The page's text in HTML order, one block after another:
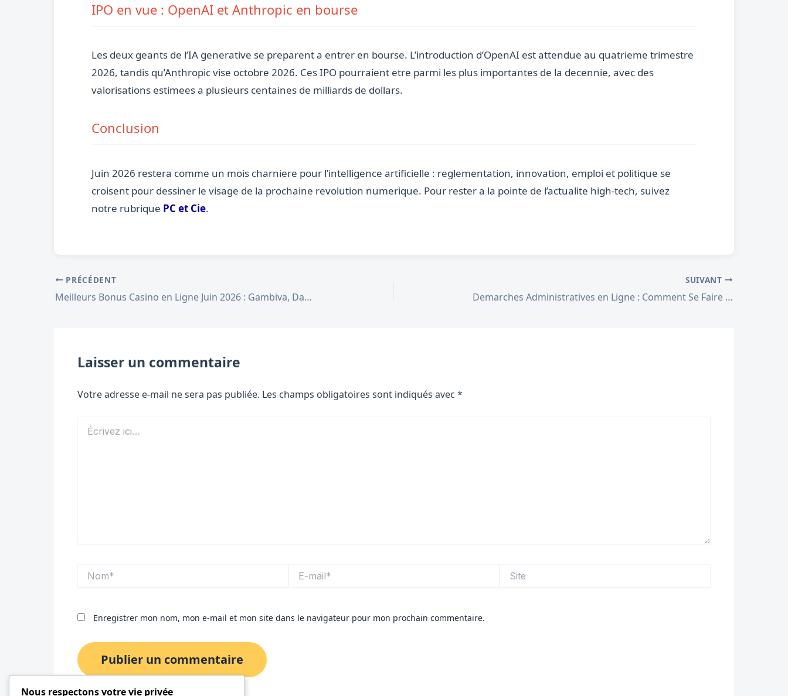
IPO en vue : OpenAI et Anthropic en bourse
Les deux geants de l’IA generative se preparent a entrer en bourse. L’introduction d’OpenAI est attendue au quatrieme trimestre
2026, tandis qu’Anthropic vise octobre 2026. Ces IPO pourraient etre parmi les plus importantes de la decennie, avec des
valorisations estimees a plusieurs centaines de milliards de dollars.
Conclusion
Juin 2026 restera comme un mois charniere pour l’intelligence artificielle : reglementation, innovation, emploi et politique se
croisent pour dessiner le visage de la prochaine revolution numerique. Pour rester a la pointe de l’actualite high-tech, suivez
notre rubrique PC et Cie.
PRÉCÉDENT
Meilleurs Bonus Casino en Ligne Juin 2026 : Gambiva, DaznBet et Bet365 a la Une
SUIVANT
Demarches Administratives en Ligne : Comment Se Faire Aider en 2026
Laisser un commentaire
Votre adresse e-mail ne sera pas publiée. Les champs obligatoires sont indiqués avec *
ici…
mail*
Enregistrer mon nom, mon e-mail et mon site dans le navigateur pour mon prochain commentaire.
Nous respectons votre vie privée